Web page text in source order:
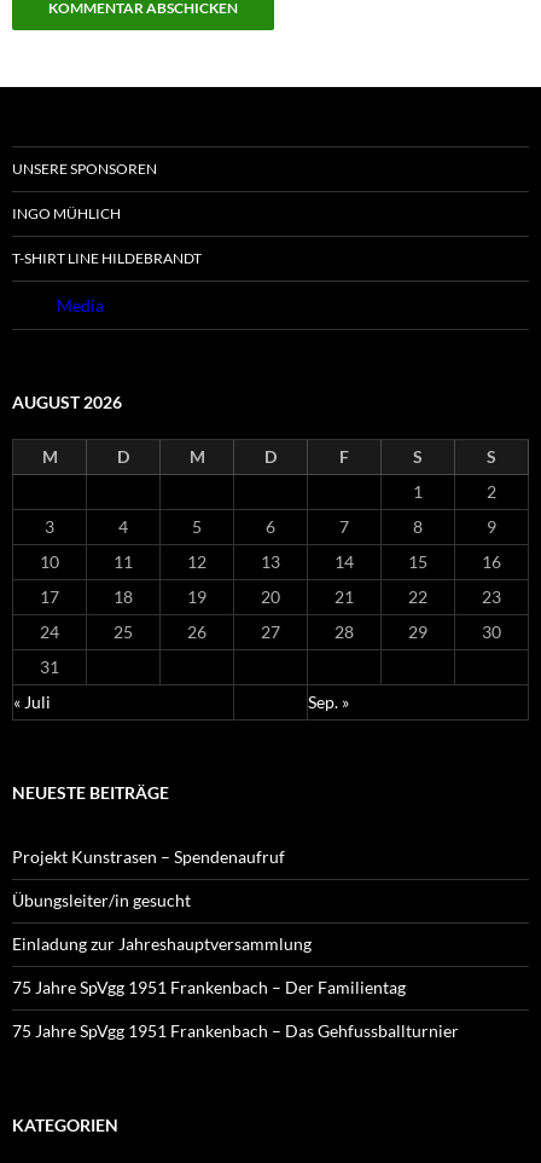
UNSERE SPONSOREN
INGO MÜHLICH
T-SHIRT LINE HILDEBRANDT
Media
AUGUST 2026
M D M D F S
S
1
2
3
4 5 6 7 8
9
10
11 12 13 14 15
16
17
18 19 20 21 22
23
24
25 26 27 28 29
30
31
« Juli
Sep. »
NEUESTE BEITRÄGE
Projekt Kunstrasen – Spendenaufruf
Übungsleiter/in gesucht
Einladung zur Jahreshauptversammlung
75 Jahre SpVgg 1951 Frankenbach – Der Familientag
75 Jahre SpVgg 1951 Frankenbach – Das Gehfussballturnier
KATEGORIEN